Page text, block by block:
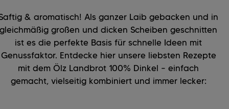
& aromatisch! Als ganzer Laib gebacken und in
gleichmäßig großen und dicken Scheiben geschnitten
ist es die perfekte Basis für schnelle Ideen mit
Genussfaktor. Entdecke hier unsere liebsten Rezepte
mit dem Ölz Landbrot 100% Dinkel – einfach
gemacht, vielseitig kombiniert und immer lecker: